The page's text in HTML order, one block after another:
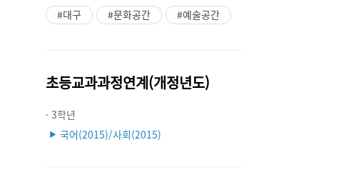
#대구 #문화공간 #예술공간
초등교과과정연계(개정년도)
· 3학년
▶ 국어(2015)/사회(2015)